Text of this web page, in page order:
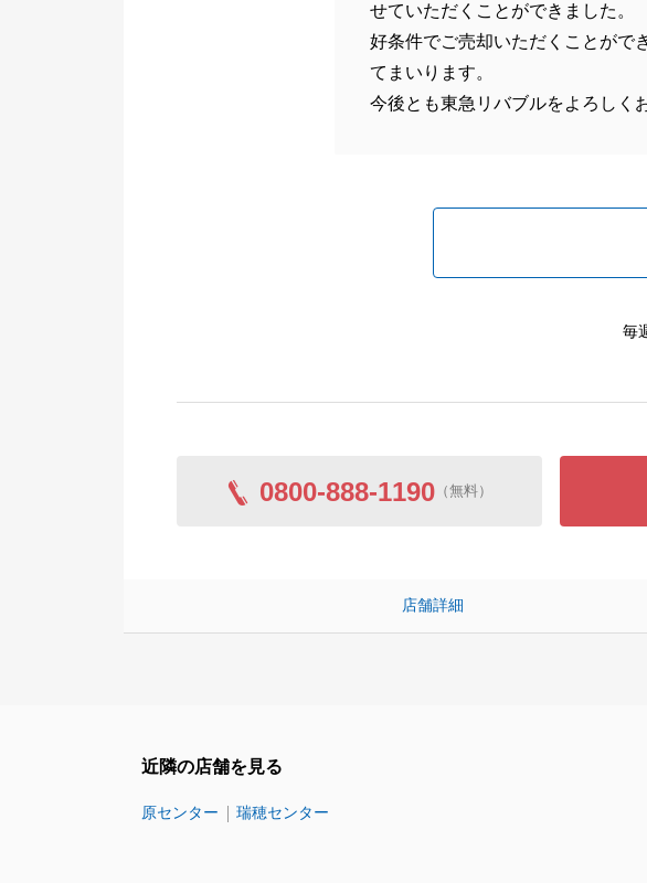
せていただくことができました。
好条件でご売却いただくことがで
てまいります。
今後とも東急リバブルをよろしく
毎
0800-888-1190 （無料）
店舗詳細
近隣の店舗を見る
原センター 瑞穂センター